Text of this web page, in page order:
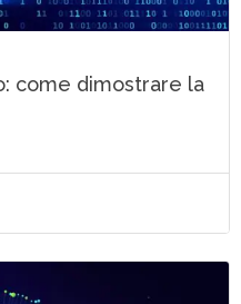
come dimostrare la